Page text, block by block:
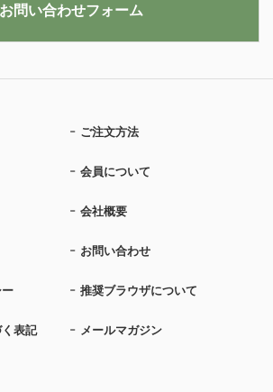
ご注文方法
会員について
会社概要
お問い合わせ
推奨ブラウザについて
表記 メールマガジン
お問い合わせフォーム